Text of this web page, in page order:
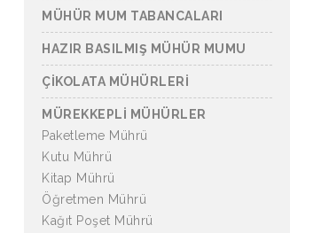
MÜHÜR MUM TABANCALARI
HAZIR BASILMIŞ MÜHÜR MUMU
ÇİKOLATA MÜHÜRLERİ
MÜREKKEPLİ MÜHÜRLER
Paketleme Mührü
Kutu Mührü
Kitap Mührü
Öğretmen Mührü
Kağıt Poşet Mührü